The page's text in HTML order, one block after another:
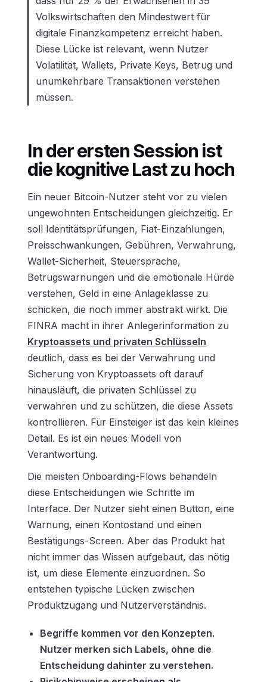
Volkswirtschaften den Mindestwert für
digitale Finanzkompetenz erreicht haben.
Diese Lücke ist relevant, wenn Nutzer
Volatilität, Wallets, Private Keys, Betrug und
unumkehrbare Transaktionen verstehen
müssen.
In der ersten Session ist
die kognitive Last zu hoch
Ein neuer Bitcoin-Nutzer steht vor zu vielen
ungewohnten Entscheidungen gleichzeitig. Er
soll Identitätsprüfungen, Fiat-Einzahlungen,
Preisschwankungen, Gebühren, Verwahrung,
Wallet-Sicherheit, Steuersprache,
Betrugswarnungen und die emotionale Hürde
verstehen, Geld in eine Anlageklasse zu
schicken, die noch immer abstrakt wirkt. Die
FINRA macht in ihrer Anlegerinformation zu
Kryptoassets und privaten Schlüsseln
deutlich, dass es bei der Verwahrung und
Sicherung von Kryptoassets oft darauf
hinausläuft, die privaten Schlüssel zu
verwahren und zu schützen, die diese Assets
kontrollieren. Für Einsteiger ist das kein kleines
Detail. Es ist ein neues Modell von
Verantwortung.
Die meistenOnboarding-Flows behandeln
diese Entscheidungen wie Schritte im
Interface. Der Nutzer sieht einen Button, eine
Warnung, einen Kontostand und einen
Bestätigungs-Screen. Aber das Produkt hat
nicht immer das Wissen aufgebaut, das nötig
ist, um diese Elemente einzuordnen. So
entstehen typische Lücken zwischen
Produktzugang und Nutzerverständnis.
Begriffe kommen vor den Konzepten.
Nutzer merken sich Labels, ohne die
Entscheidung dahinter zu verstehen.